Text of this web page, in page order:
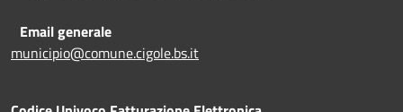
Email generale
municipio@comune.cigole.bs.it